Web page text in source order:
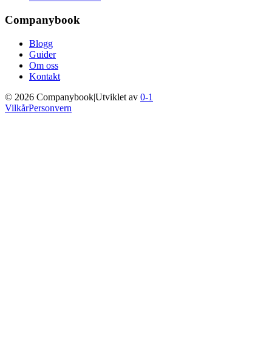
Companybook
Blogg
Guider
Om oss
Kontakt
© 2026 Companybook|Utviklet av 0-1
VilkårPersonvern